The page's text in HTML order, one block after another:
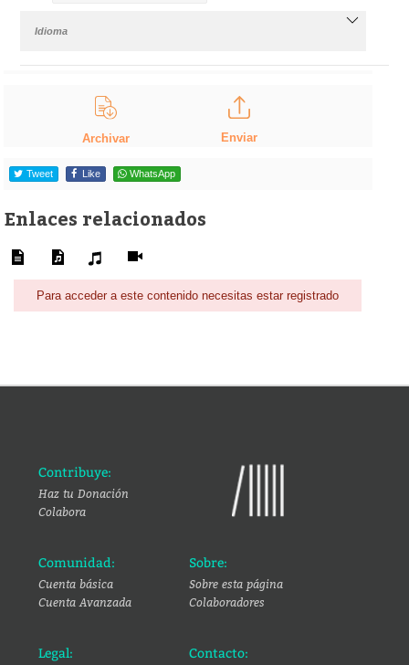
Idioma
Archivar Enviar
Tweet Like WhatsApp
Enlaces relacionados
Para acceder a este contenido necesitas estar registrado
Contribuye:
Haz tu Donación
Colabora
Comunidad:
Cuenta básica
Cuenta Avanzada
Sobre:
Sobre esta página
Colaboradores
Legal: Contacto: